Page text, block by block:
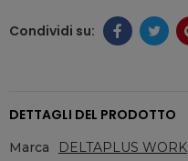
DETTAGLI DEL PRODOTTO
Marca
DELTAPLUS WORK